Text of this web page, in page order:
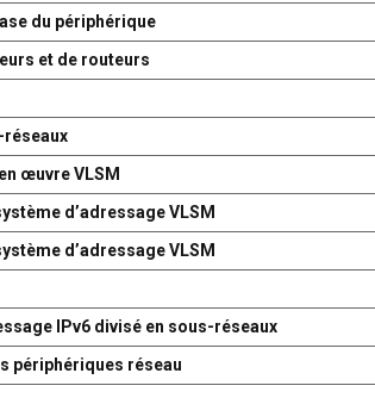
du périphérique
et de routeurs
réseaux
œuvre VLSM
d’adressage VLSM
d’adressage VLSM
IPv6 divisé en sous-réseaux
périphériques réseau